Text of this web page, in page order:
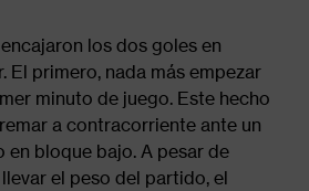
los dos goles en
El primero, nada más empezar
minuto de juego. Este hecho
a contracorriente ante un
en bloque bajo. A pesar de
el peso del partido, el